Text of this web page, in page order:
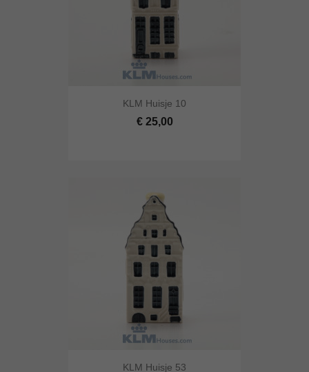
KLM Huisje 10
€ 25,00
KLM Huisje 53